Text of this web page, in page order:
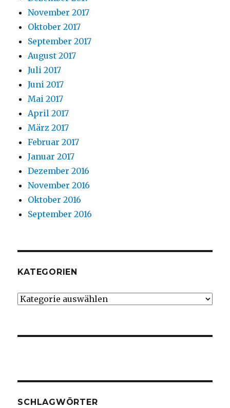
November 2017
Oktober 2017
September 2017
August 2017
Juli 2017
Juni 2017
Mai 2017
April 2017
März 2017
Februar 2017
Januar 2017
Dezember 2016
November 2016
Oktober 2016
September 2016
KATEGORIEN
Kategorien
SCHLAGWÖRTER